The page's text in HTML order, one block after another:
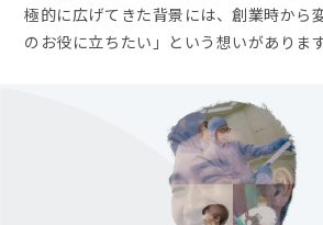
極的に広げてきた背景には、創業時から
のお役に立ちたい」という想いがあります